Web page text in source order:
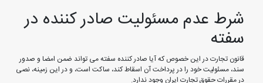
شرط عدم مسئولیت صادر کننده در
سفته
قانون تجارت در این خصوص که آیا صادر کننده سفته می تواند ضمن امضا و صدور
سند، مسئولیت خود را در پرداخت آن اسقاط کند، ساکت است، و در این زمینه، نصی
در مقررات حقوق تجارت ایران وجود ندارد.